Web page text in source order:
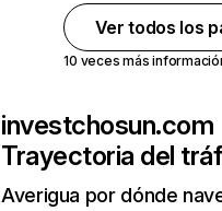
Ver todos los
10 veces más
investchosun.com
Trayectoria del
Averigua por dónde